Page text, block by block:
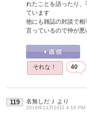
れたことを語ったり
ています
他にも雑誌の対談で
言っているので仲が悪
それな！ 40
119 名無しだＪ より
2016年11月10日 4:16 PM